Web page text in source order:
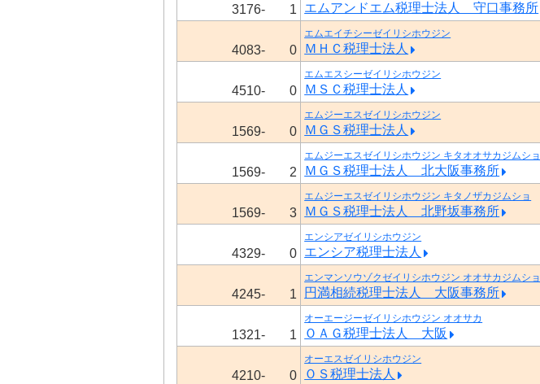
3176- 1 エムアンドエム税理士法人 守口事務所
4083- 0
エムエイチシーゼイリシホウジン
ＭＨＣ税理士法人
4510- 0
エムエスシーゼイリシホウジン
ＭＳＣ税理士法人
1569- 0
エムジーエスゼイリシホウジン
ＭＧＳ税理士法人
1569- 2
エムジーエスゼイリシホウジン キタオオサカジムショ
ＭＧＳ税理士法人 北大阪事務所
1569- 3
エムジーエスゼイリシホウジン キタノザカジムショ
ＭＧＳ税理士法人 北野坂事務所
4329- 0
エンシアゼイリシホウジン
エンシア税理士法人
4245- 1
エンマンソウゾクゼイリシホウジン オオサカジムショ
円満相続税理士法人 大阪事務所
1321- 1
オーエージーゼイリシホウジン オオサカ
ＯＡＧ税理士法人 大阪
4210- 0
オーエスゼイリシホウジン
ＯＳ税理士法人